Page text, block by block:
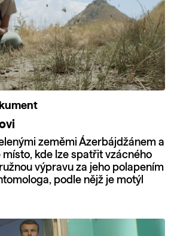
zeměmi Ázerbájdžánem a
kde lze spatřit vzácného
výpravu za jeho polapením
podle nějž je motýl